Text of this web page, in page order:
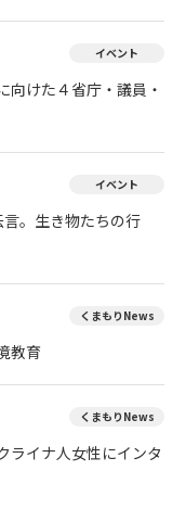
イベント
向けた４省庁・議員・
イベント
。生き物たちの行
くまもりNews
教育
くまもりNews
ライナ人女性にインタ